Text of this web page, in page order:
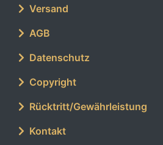
Versand
AGB
Datenschutz
Copyright
Rücktritt/Gewährleistung
Kontakt